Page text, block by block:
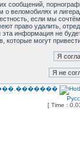
сообщений,
о веломобилях и
если мы
право удалить,
информация не
могут
[ Time :